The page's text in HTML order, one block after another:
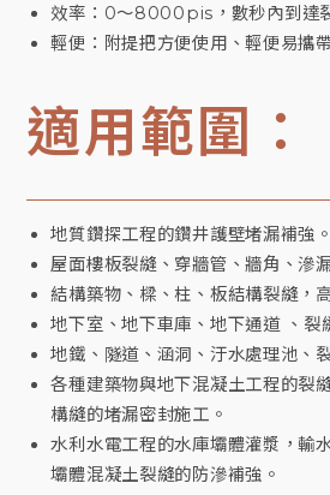
效率：0～8000pis，數秒內到達
輕便：附提把方便使用、輕便易攜
適用範圍：
地質鑽探工程的鑽井護壁堵漏補強。
屋面樓板裂縫、穿牆管、牆角、滲
結構築物、樑、柱、板結構裂縫，
地下室、地下車庫、地下通道 、裂
地鐵、隧道、涵洞、汙水處理池、
各種建築物與地下混凝土工程的裂
構縫的堵漏密封施工。
水利水電工程的水庫壩體灌漿，輸
壩體混凝土裂縫的防滲補強。